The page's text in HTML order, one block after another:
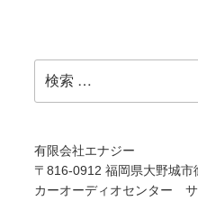
索:
有限会社エナジー
〒816-0912 福岡県大野城市
カーオーディオセンター